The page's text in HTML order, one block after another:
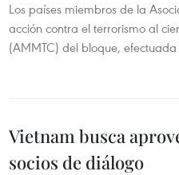
Los países miembros de la
acción contra el terrorismo al
(AMMTC) del bloque,
Vietnam busca
socios de diálogo